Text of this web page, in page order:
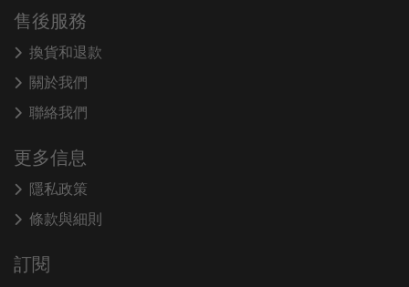
售後服務
換貨和退款
關於我們
聯絡我們
更多信息
隱私政策
條款與細則
訂閱